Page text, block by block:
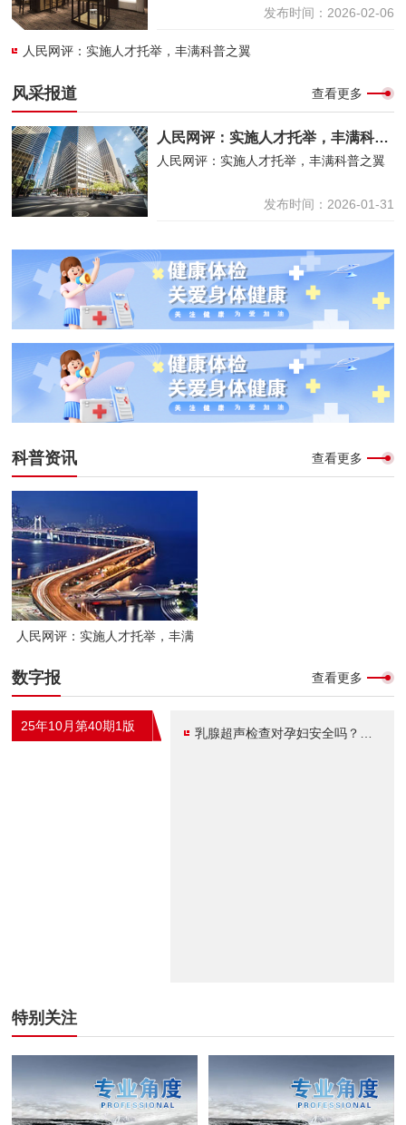
发布时间：2026-02-06
人民网评：实施人才托举，丰满科普之翼
风采报道 查看更多
人民网评：实施人才托举，丰满科普之翼
人民网评：实施人才托举，丰满科普之翼
发布时间：2026-01-31
科普资讯 查看更多
人民网评：实施人才托举，丰满
数字报 查看更多
25年10月第40期1版
特别关注